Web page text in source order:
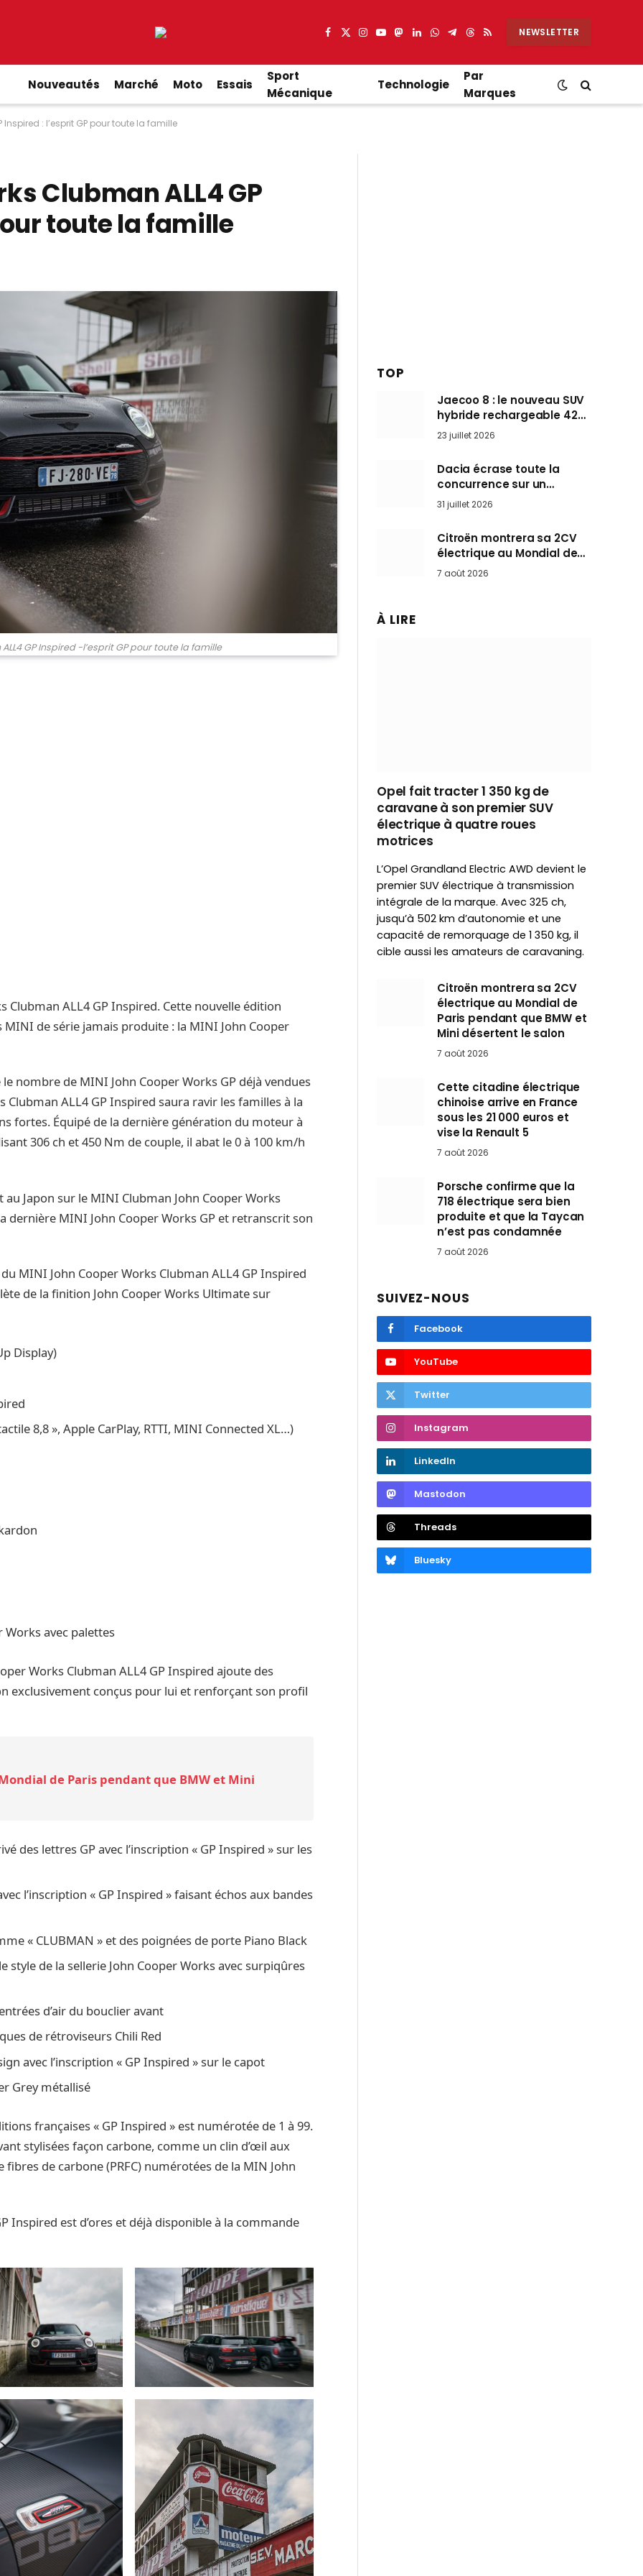
Facebook
X
Instagram
YouTube
Mastodon
LinkedIn
WhatsApp
Partager
Telegram
Threads
RSS NEWSLETTER
Nouveautés Marché Moto Essais
Sport
Mécanique
Technologie
Par
Marques
Inspired : l’esprit GP pour toute la famille
Clubman ALL4 GP
toute la famille
GP Inspired -l’esprit GP pour toute la famille
Clubman ALL4 GP Inspired. Cette nouvelle édition
de série jamais produite : la MINI John Cooper
nombre de MINI John Cooper Works GP déjà vendues
Clubman ALL4 GP Inspired saura ravir les familles à la
fortes. Équipé de la dernière génération du moteur à
306 ch et 450 Nm de couple, il abat le 0 à 100 km/h
Japon sur le MINI Clubman John Cooper Works
dernière MINI John Cooper Works GP et retranscrit son
MINI John Cooper Works Clubman ALL4 GP Inspired
de la finition John Cooper Works Ultimate sur
Display)
8,8 », Apple CarPlay, RTTI, MINI Connected XL…)
Works avec palettes
Works Clubman ALL4 GP Inspired ajoute des
exclusivement conçus pour lui et renforçant son profil
de Paris pendant que BMW et Mini
des lettres GP avec l’inscription « GP Inspired » sur les
l’inscription « GP Inspired » faisant échos aux bandes
« CLUBMAN » et des poignées de porte Piano Black
de la sellerie John Cooper Works avec surpiqûres
d’air du bouclier avant
de rétroviseurs Chili Red
avec l’inscription « GP Inspired » sur le capot
Grey métallisé
françaises « GP Inspired » est numérotée de 1 à 99.
stylisées façon carbone, comme un clin d’œil aux
de carbone (PRFC) numérotées de la MIN John
Inspired est d’ores et déjà disponible à la commande
TOP
Jaecoo 8 : le nouveau SUV
hybride rechargeable 428
ch qui vise l’Audi Q7 arrive
en Europe cet automne
23 juillet 2026
Dacia écrase toute la
concurrence sur un
marché où personne ne
l’attendait
31 juillet 2026
Citroën montrera sa 2CV
électrique au Mondial de
Paris pendant que BMW et
7 août 2026
À LIRE
Opel fait tracter 1 350 kg de
caravane à son premier SUV
électrique à quatre roues
motrices
L’Opel Grandland Electric AWD devient le
premier SUV électrique à transmission
intégrale de la marque. Avec 325 ch,
jusqu’à 502 km d’autonomie et une
capacité de remorquage de 1 350 kg, il
cible aussi les amateurs de caravaning.
Citroën montrera sa 2CV
électrique au Mondial de
Paris pendant que BMW et
Mini désertent le salon
7 août 2026
Cette citadine électrique
chinoise arrive en France
sous les 21 000 euros et
vise la Renault 5
7 août 2026
Porsche confirme que la
718 électrique sera bien
produite et que la Taycan
n’est pas condamnée
7 août 2026
SUIVEZ-NOUS
Facebook
YouTube
Twitter
Instagram
LinkedIn
Mastodon
Threads
Bluesky